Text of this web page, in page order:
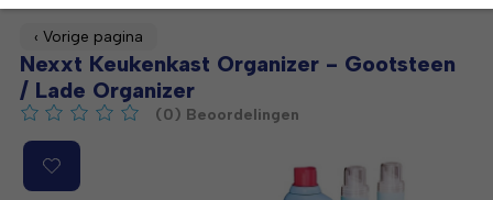
‹ Vorige pagina
Nexxt Keukenkast Organizer - Gootsteen
/ Lade Organizer
De beoordeling van dit product is0van de 5
(0) Beoordelingen
Product image slideshow Items